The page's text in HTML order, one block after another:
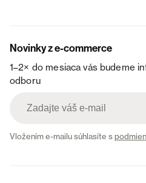
Novinky z e-commerce
1–2× do mesiaca vás budeme
odboru
Vložením e-mailu súhlasíte s